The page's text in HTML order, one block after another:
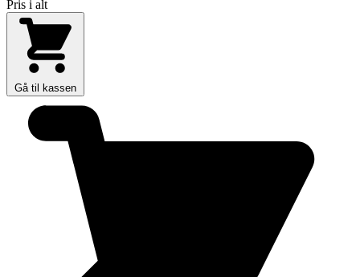
Pris i alt
Gå til kassen